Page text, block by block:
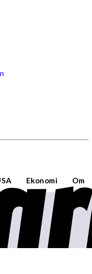
Ekonomi Om